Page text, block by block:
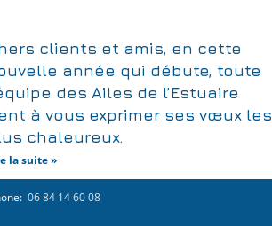
clients et amis, en cette
année qui débute, toute
des Ailes de l’Estuaire
à vous exprimer ses vœux les
chaleureux.
la suite »
06 84 14 60 08